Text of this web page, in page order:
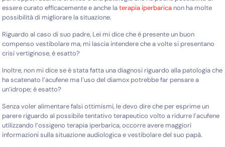
essere curato efficacemente e anche laterapia iperbarica non ha molte
possibilità di migliorare la situazione.
Riguardo al caso di suo padre, Lei mi dice che è presente un buon
compenso vestibolare ma, mi lascia intendere che a volte si presentano
crisi vertiginose, è esatto?
Inoltre, non mi dice se è stata fatta una diagnosi riguardo alla patologia che
ha scatenato l’acufene ma l’uso del diamox potrebbe far pensare a
un’idrope; è esatto?
Senza voler alimentare falsi ottimismi, le devo dire che per esprime un
parere riguardo al possibile tentativo terapeutico volto a ridurre l’acufene
utilizzando l’ossigeno terapia iperbarica, occorre avere maggiori
informazioni sulla situazione audiologica e vestibolare del suo papà.